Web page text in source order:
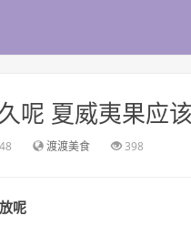
呢 夏威夷果应
渡渡美食 398
呢